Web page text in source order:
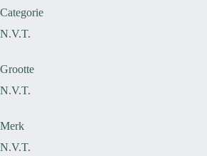
Categorie
N.V.T.
Grootte
N.V.T.
Merk
N.V.T.